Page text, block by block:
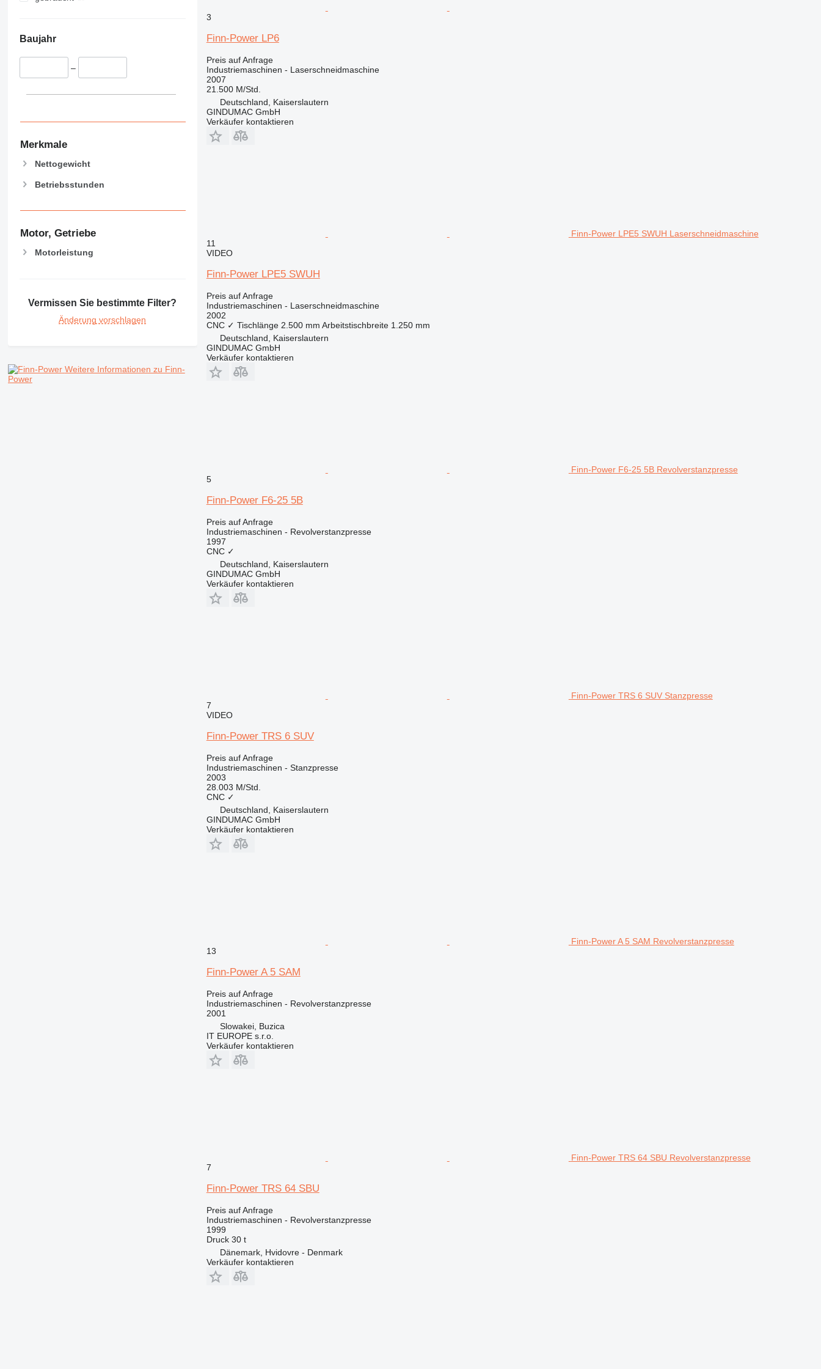
Baujahr
–
Merkmale
Nettogewicht
Betriebsstunden
Motor, Getriebe
Motorleistung
Vermissen Sie bestimmte Filter?
Änderung vorschlagen
Weitere Informationen zu Finn-
Power
3
Finn-Power LP6
Preis auf Anfrage
Industriemaschinen - Laserschneidmaschine
2007
21.500 M/Std.
Deutschland, Kaiserslautern
GINDUMAC GmbH
Verkäufer kontaktieren
Finn-Power LPE5 SWUH Laserschneidmaschine
11
VIDEO
Finn-Power LPE5 SWUH
Preis auf Anfrage
Industriemaschinen - Laserschneidmaschine
2002
CNC ✓ Tischlänge 2.500 mm Arbeitstischbreite 1.250 mm
Deutschland, Kaiserslautern
GINDUMAC GmbH
Verkäufer kontaktieren
Finn-Power F6-25 5B Revolverstanzpresse
5
Finn-Power F6-25 5B
Preis auf Anfrage
Industriemaschinen - Revolverstanzpresse
1997
CNC ✓
Deutschland, Kaiserslautern
GINDUMAC GmbH
Verkäufer kontaktieren
Finn-Power TRS 6 SUV Stanzpresse
7
VIDEO
Finn-Power TRS 6 SUV
Preis auf Anfrage
Industriemaschinen - Stanzpresse
2003
28.003 M/Std.
CNC ✓
Deutschland, Kaiserslautern
GINDUMAC GmbH
Verkäufer kontaktieren
Finn-Power A 5 SAM Revolverstanzpresse
13
Finn-Power A 5 SAM
Preis auf Anfrage
Industriemaschinen - Revolverstanzpresse
2001
Slowakei, Buzica
IT EUROPE s.r.o.
Verkäufer kontaktieren
Finn-Power TRS 64 SBU Revolverstanzpresse
7
Finn-Power TRS 64 SBU
Preis auf Anfrage
Industriemaschinen - Revolverstanzpresse
1999
Druck 30 t
Dänemark, Hvidovre - Denmark
Verkäufer kontaktieren